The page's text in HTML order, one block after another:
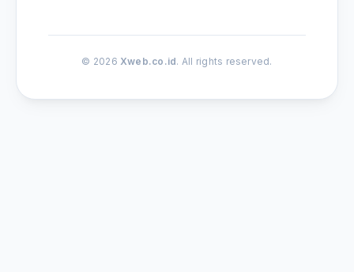
© 2026 Xweb.co.id. All rights reserved.